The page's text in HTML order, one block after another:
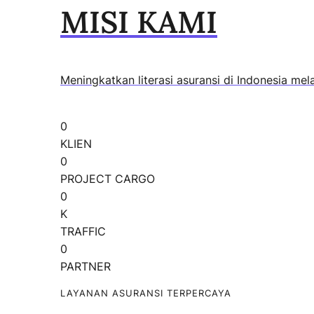
MISI KAMI
Meningkatkan literasi asuransi di Indonesia
0
KLIEN
0
PROJECT CARGO
0
K
TRAFFIC
0
PARTNER
LAYANAN ASURANSI TERPERCAYA